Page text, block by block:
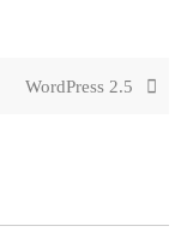
WordPress 2.5